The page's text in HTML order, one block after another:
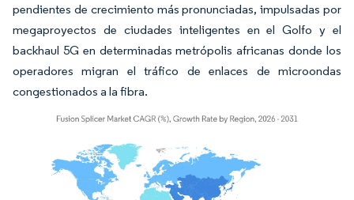
pendientes de crecimiento más pronunciadas, impulsadas por
megaproyectos de ciudades inteligentes en el Golfo y el
backhaul 5G en determinadas metrópolis africanas donde los
operadores migran el tráfico de enlaces de microondas
congestionados a la fibra.